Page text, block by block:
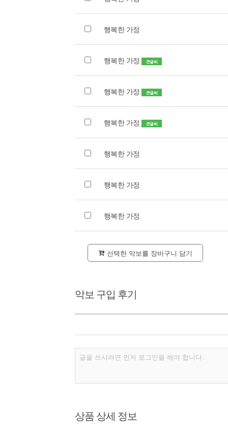
행복한 가정
행복한 가정 큰글씨
행복한 가정 큰글씨
행복한 가정 큰글씨
행복한 가정
행복한 가정
행복한 가정
선택한 악보를 장바구니 담기
악보 구입 후기
상품 상세 정보